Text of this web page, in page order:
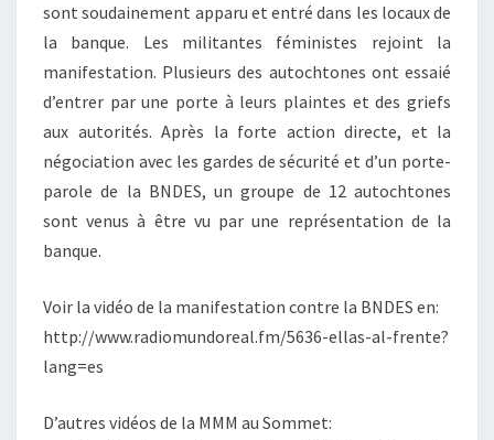
sont soudainement apparu et entré dans les locaux de
la banque. Les militantes féministes rejoint la
manifestation. Plusieurs des autochtones ont essaié
d’entrer par une porte à leurs plaintes et des griefs
aux autorités. Après la forte action directe, et la
négociation avec les gardes de sécurité et d’un porte-
parole de la BNDES, un groupe de 12 autochtones
sont venus à être vu par une représentation de la
banque.
Voir la vidéo de la manifestation contre la BNDES en:
http://www.radiomundoreal.fm/5636-ellas-al-frente?
lang=es
D’autres vidéos de la MMM au Sommet: